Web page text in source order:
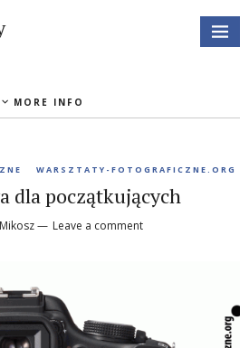
MORE INFO
WARSZTATY-FOTOGRAFICZNE.ORG
dla początkujących
Leave a comment